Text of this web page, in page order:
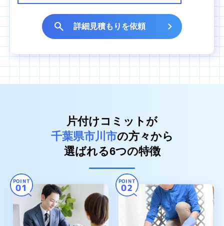
詳細見積もりを依頼
片付けコミットが
千葉県市川市の方々から
選ばれる6つの特徴
POINT
01
POINT
02